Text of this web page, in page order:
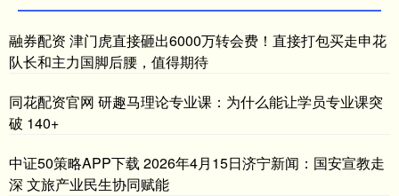
融券配资 津门虎直接砸出6000万转会费！直接打包买走申花
队长和主力国脚后腰，值得期待
同花配资官网 研趣马理论专业课：为什么能让学员专业课突
破 140+
中证50策略APP下载 2026年4月15日济宁新闻：国安宣教走
深 文旅产业民生协同赋能